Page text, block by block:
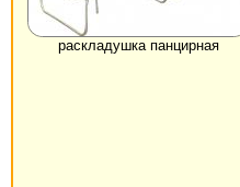
раскладушка панцирная